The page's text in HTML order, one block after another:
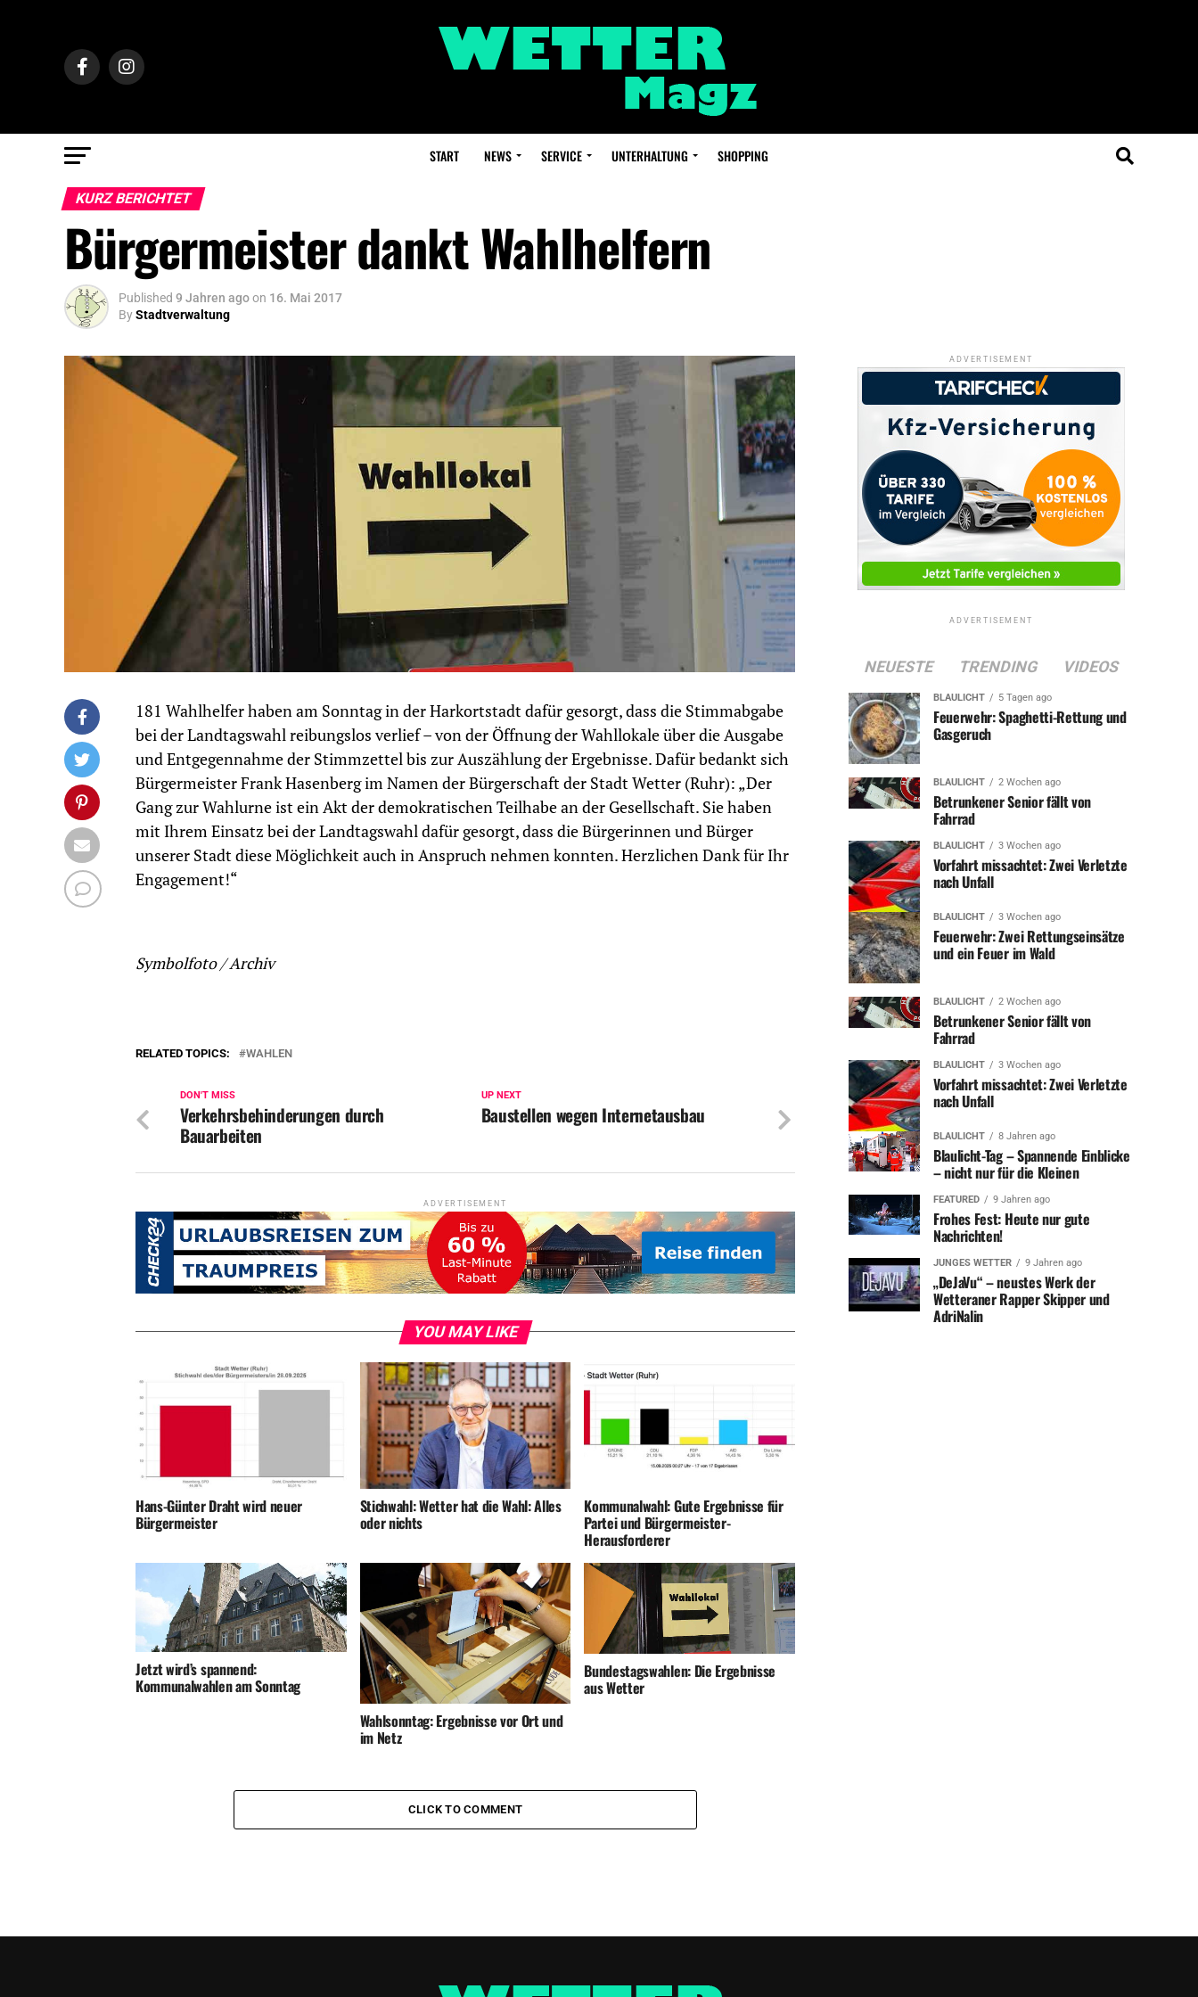
START NEWS SERVICE UNTERHALTUNG SHOPPING
KURZ BERICHTET
Bürgermeister dankt Wahlhelfern
Published 9 Jahren agoon 16. Mai 2017
ByStadtverwaltung
181 Wahlhelfer haben am Sonntag in der Harkortstadt dafür gesorgt, dass die Stimmabgabe
bei der Landtagswahl reibungslos verlief – von der Öffnung der Wahllokale über die Ausgabe
und Entgegennahme der Stimmzettel bis zur Auszählung der Ergebnisse. Dafür bedankt sich
Bürgermeister Frank Hasenberg im Namen der Bürgerschaft der Stadt Wetter (Ruhr): „Der
Gang zur Wahlurne ist ein Akt der demokratischen Teilhabe an der Gesellschaft. Sie haben
mit Ihrem Einsatz bei der Landtagswahl dafür gesorgt, dass die Bürgerinnen und Bürger
unserer Stadt diese Möglichkeit auch in Anspruch nehmen konnten. Herzlichen Dank für Ihr
Engagement!“
Symbolfoto / Archiv
RELATED TOPICS: WAHLEN
UP NEXT
Baustellen wegen Internetausbau
DON'T MISS
Verkehrsbehinderungen durch
Bauarbeiten
ADVERTISEMENT
YOU MAY LIKE
Hans-Günter Draht wird neuer
Bürgermeister
Stichwahl: Wetter hat die Wahl: Alles
oder nichts
Kommunalwahl: Gute Ergebnisse für
Partei und Bürgermeister-
Herausforderer
Jetzt wird’s spannend:
Kommunalwahlen am Sonntag
Wahlsonntag: Ergebnisse vor Ort und
im Netz
Bundestagswahlen: Die Ergebnisse
aus Wetter
CLICK TO COMMENT
ADVERTISEMENT
ADVERTISEMENT
NEUESTE TRENDING VIDEOS
BLAULICHT 5 Tagen ago
Feuerwehr: Spaghetti-Rettung und
Gasgeruch
BLAULICHT 2 Wochen ago
Betrunkener Senior fällt von
Fahrrad
BLAULICHT 3 Wochen ago
Vorfahrt missachtet: Zwei Verletzte
nach Unfall
BLAULICHT 3 Wochen ago
Feuerwehr: Zwei Rettungseinsätze
und ein Feuer im Wald
BLAULICHT 2 Wochen ago
Betrunkener Senior fällt von
Fahrrad
BLAULICHT 3 Wochen ago
Vorfahrt missachtet: Zwei Verletzte
nach Unfall
BLAULICHT 8 Jahren ago
Blaulicht-Tag – Spannende Einblicke
– nicht nur für die Kleinen
FEATURED 9 Jahren ago
Frohes Fest: Heute nur gute
Nachrichten!
JUNGES WETTER 9 Jahren ago
„DeJaVu“ – neustes Werk der
Wetteraner Rapper Skipper und
AdriNalin